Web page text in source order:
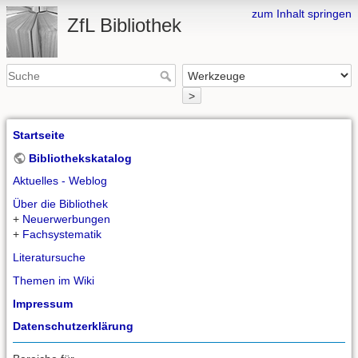
zum Inhalt springen
ZfL Bibliothek
>
Startseite
Bibliothekskatalog
Aktuelles - Weblog
Über die Bibliothek
+ Neuerwerbungen
+ Fachsystematik
Literatursuche
Themen im Wiki
Impressum
Datenschutzerklärung